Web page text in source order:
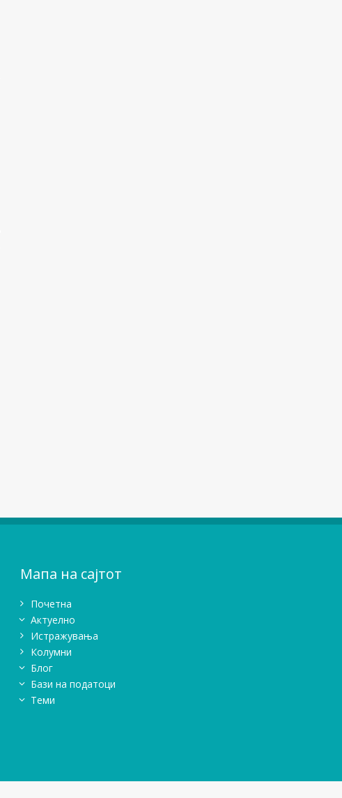
Мапа на сајтот
Почетна
Актуелно
Истражувањa
Колумни
Блог
Бази на податоци
Теми